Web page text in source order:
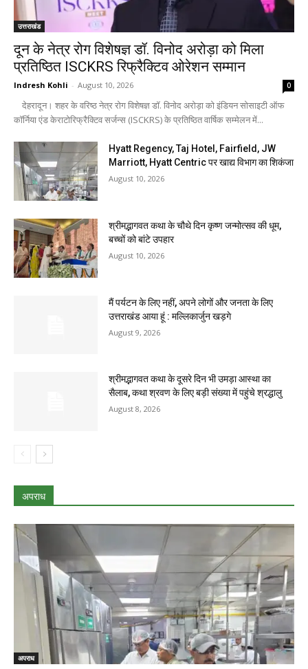
उत्तराखंड
दून के नेत्र रोग विशेषज्ञ डॉ. विनोद अरोड़ा को मिला
प्रतिष्ठित ISCKRS रिफ्रैक्टिव ओरेशन सम्मान
Indresh Kohli - August 10, 2026 0
देहरादून। शहर के वरिष्ठ नेत्र रोग विशेषज्ञ डॉ. विनोद अरोड़ा को इंडियन सोसाइटी ऑफ
कॉर्निया एंड केराटोरिफ्रैक्टिव सर्जन्स (ISCKRS) के प्रतिष्ठित वार्षिक सम्मेलन में...
Hyatt Regency, Taj Hotel, Fairfield, JW
Marriott, Hyatt Centric पर खाद्य विभाग का शिकंजा
August 10, 2026
श्रीमद्भागवत कथा के चौथे दिन कृष्ण जन्मोत्सव की धूम,
बच्चों को बांटे उपहार
August 10, 2026
मैं पर्यटन के लिए नहीं, अपने लोगों और जनता के लिए
उत्तराखंड आया हूं : मल्लिकार्जुन खड़गे
August 9, 2026
श्रीमद्भागवत कथा के दूसरे दिन भी उमड़ा आस्था का
सैलाब, कथा श्रवण के लिए बड़ी संख्या में पहुंचे श्रद्धालु
August 8, 2026
अपराध
अपराध